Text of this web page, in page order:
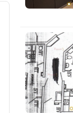
Показать